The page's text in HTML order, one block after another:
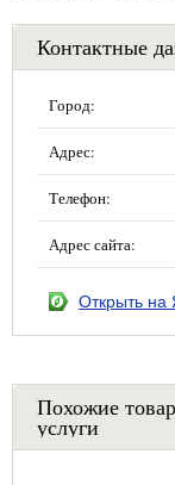
Контактные
Город:
Адрес:
Телефон:
Адрес сайта:
Открыть на
Похожие
услуги